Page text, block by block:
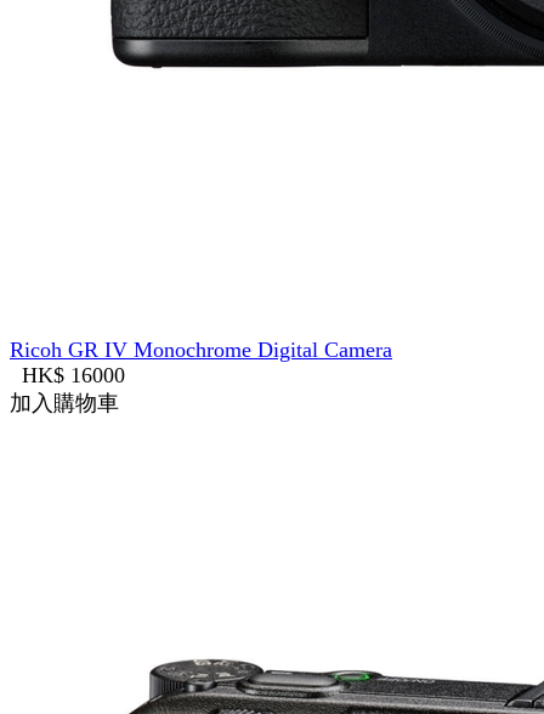
Ricoh GR IV Monochrome Digital Camera
HK$ 16000
加入購物車